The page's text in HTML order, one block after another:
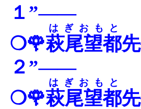
１”――
❍🌹萩尾望都
はぎおもと
２”――
❍🌹萩尾望都
はぎおもと